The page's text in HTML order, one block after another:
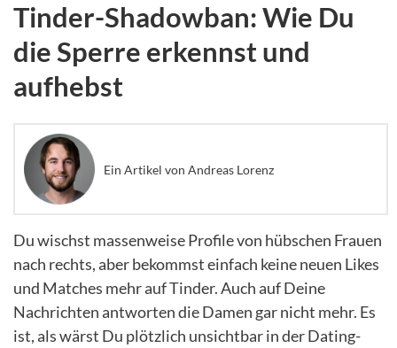
Tinder-Shadowban: Wie Du
die Sperre erkennst und
aufhebst
Ein Artikel von Andreas Lorenz
Du wischst massenweise Profile von hübschen Frauen
nach rechts, aber bekommst einfach keine neuen Likes
und Matches mehr auf Tinder. Auch auf Deine
Nachrichten antworten die Damen gar nicht mehr. Es
ist, als wärst Du plötzlich unsichtbar in der Dating-